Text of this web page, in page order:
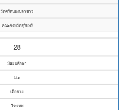
วัดศรีหนองปลาขาว
คณะจังหวัดสุรินทร์
28
มัธยมศึกษา
ม.๑
เด็กชาย
วีระเทพ